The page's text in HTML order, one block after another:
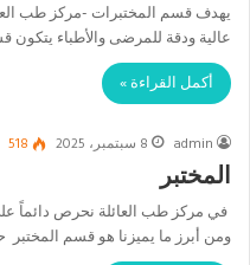
يهدف قسم المختبرات -مركز طب
عالية ودقة للمرضى والأطباء
أكمل القراءة »
admin 8 سبتمبر، 2025 518
المختبر
في مركز طب العائلة نحرص دائماً
ومن أبرز ما يميزنا هو قسم